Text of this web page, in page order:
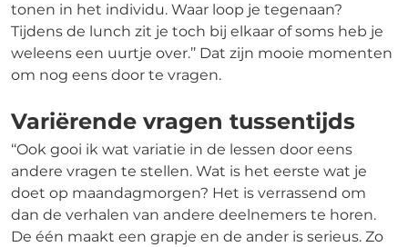
tonen in het individu. Waar loop je tegenaan?
Tijdens de lunch zit je toch bij elkaar of soms heb je
weleens een uurtje over.’’ Dat zijn mooie momenten
om nog eens door te vragen.
Variërende vragen tussentijds
‘‘Ook gooi ik wat variatie in de lessen door eens
andere vragen te stellen. Wat is het eerste wat je
doet op maandagmorgen? Het is verrassend om
dan de verhalen van andere deelnemers te horen.
De één maakt een grapje en de ander is serieus. Zo